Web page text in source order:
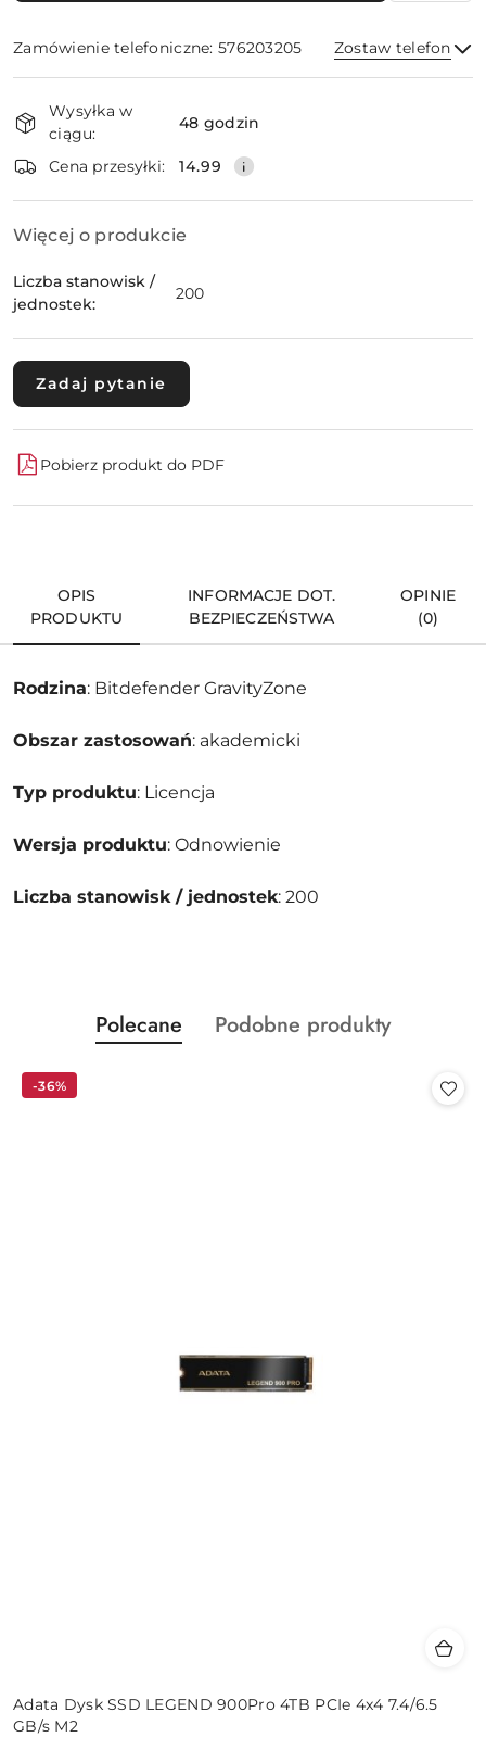
Zamówienie telefoniczne: 576203205 Zostaw telefon
i
dostawa
Wysyłka w
ciągu:
48 godzin
Cena przesyłki: 14.99
Więcej o produkcie
Liczba stanowisk /
jednostek:
200
Zadaj pytanie
Pobierz produkt do PDF
OPIS
PRODUKTU
INFORMACJE DOT.
BEZPIECZEŃSTWA
OPINIE
(0)
Rodzina: Bitdefender GravityZone
Obszar zastosowań: akademicki
Typ produktu: Licencja
Wersja produktu: Odnowienie
Liczba stanowisk / jednostek: 200
Pomiń karuzelę produktów
Produkty
o
Polecane
Produkty
Podobne produkty
Adata Dysk SSD LEGEND 900Pro 4TB PCIe 4x4 7.4/6.5
GB/s M2
-36%